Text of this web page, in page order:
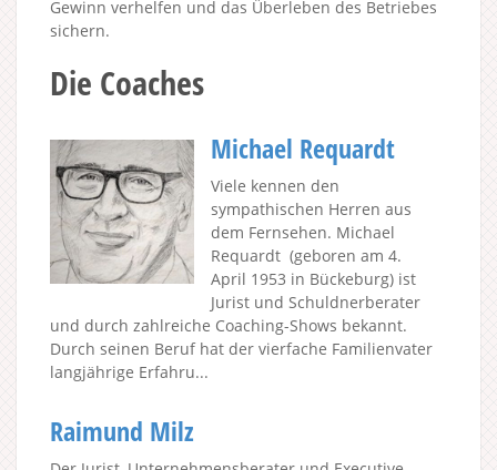
Gewinn verhelfen und das Überleben des Betriebes
sichern.
Die Coaches
Michael Requardt
Viele kennen den
sympathischen Herren aus
dem Fernsehen. Michael
Requardt (geboren am 4.
April 1953 in Bückeburg) ist
Jurist und Schuldnerberater
und durch zahlreiche Coaching-Shows bekannt.
Durch seinen Beruf hat der vierfache Familienvater
langjährige Erfahru...
Raimund Milz